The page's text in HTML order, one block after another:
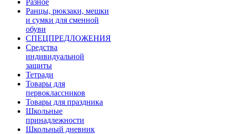
Ранцы, рюкзаки, мешки
и сумки для сменной
обуви
СПЕЦПРЕДЛОЖЕНИЯ
Средства
индивидуальной
защиты
Тетради
Товары для
первоклассников
Товары для праздника
Школьные
принадлежности
Школьный дневник